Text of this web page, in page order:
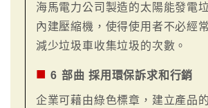
海馬電力公司製造的太陽能發電
內建壓縮機，使得使用者不必經
減少垃圾車收集垃圾的次數。
■ 6 部曲 採用環保訴求和行銷
企業可藉由綠色標章，建立產品